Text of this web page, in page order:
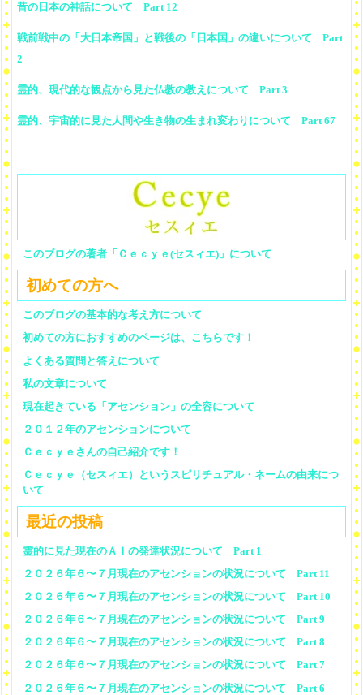
昔の日本の神話について Part 12
戦前戦中の「大日本帝国」と戦後の「日本国」の違いについて Part
2
霊的、現代的な観点から見た仏教の教えについて Part 3
霊的、宇宙的に見た人間や生き物の生まれ変わりについて Part 67
このブログの著者「Ｃｅｃｙｅ(セスィエ)」について
初めての方へ
このブログの基本的な考え方について
初めての方におすすめのページは、こちらです！
よくある質問と答えについて
私の文章について
現在起きている「アセンション」の全容について
２０１２年のアセンションについて
Ｃｅｃｙｅさんの自己紹介です！
Ｃｅｃｙｅ（セスィエ）というスピリチュアル・ネームの由来につ
いて
最近の投稿
霊的に見た現在のＡＩの発達状況について Part 1
２０２６年６〜７月現在のアセンションの状況について Part 11
２０２６年６〜７月現在のアセンションの状況について Part 10
２０２６年６〜７月現在のアセンションの状況について Part 9
２０２６年６〜７月現在のアセンションの状況について Part 8
２０２６年６〜７月現在のアセンションの状況について Part 7
２０２６年６〜７月現在のアセンションの状況について Part 6